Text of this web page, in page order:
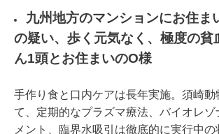
九州地方のマンションにお住ま
の疑い、歩く元気なく、極度の貧
ん1頭とお住まいのO様
手作り食と口内ケアは長年実施。須崎動
て、定期的なプラズマ療法、バイオレゾ
メント、臨界水吸引は徹底的に実行中の